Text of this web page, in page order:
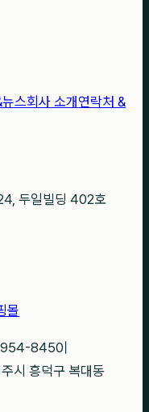
스회사 소개 연락처 &
두일빌딩 402호
몰
8450
시 흥덕구 복대동